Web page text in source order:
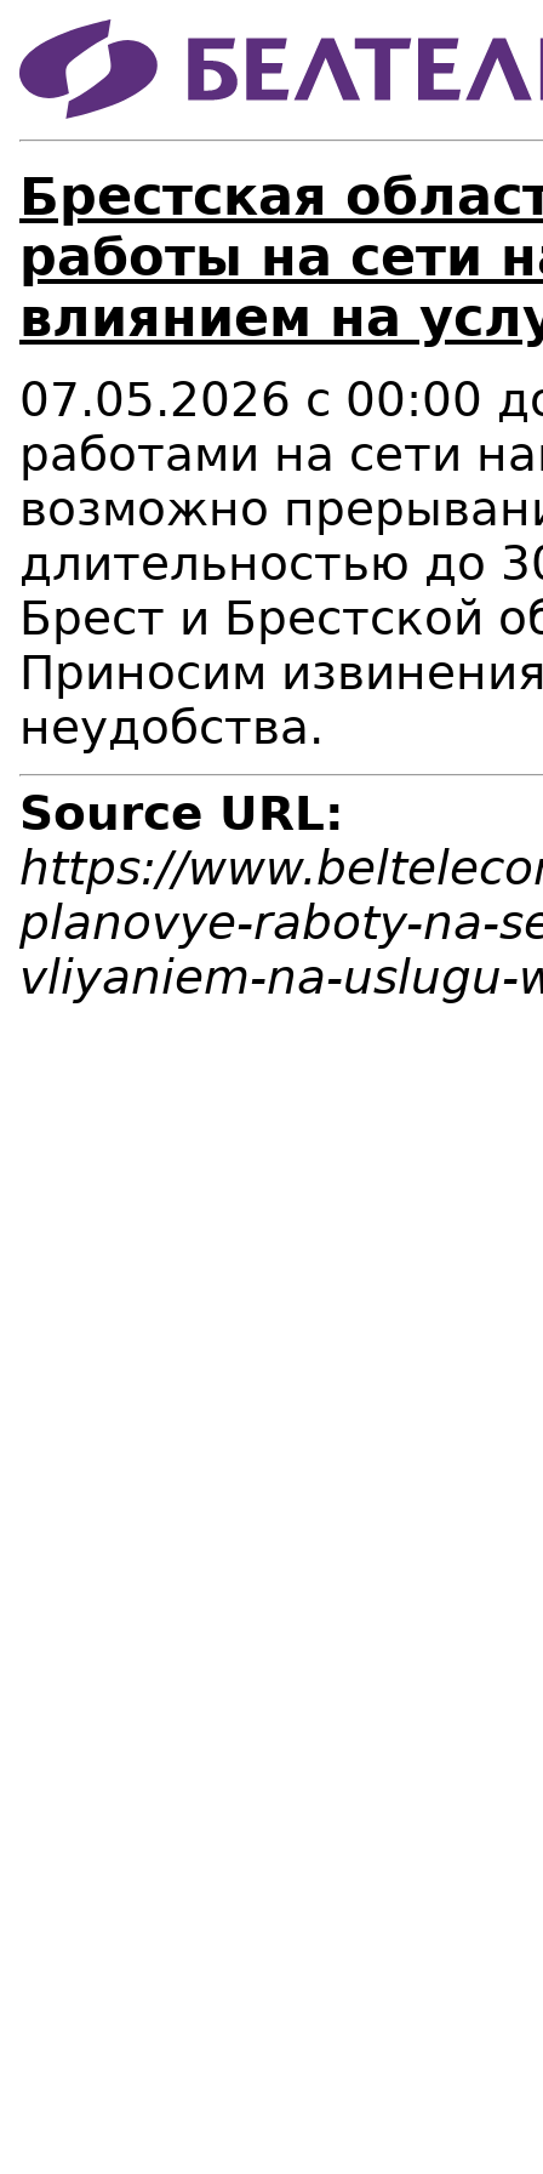
Брестская
работы на сети
влиянием на
07.05.2026 с 00:00
работами на сети
возможно
длительностью до
Брест и Брестской
Приносим
неудобства.
Source URL:
https://
planovye-raboty-na-
vliyaniem-na-uslugu-